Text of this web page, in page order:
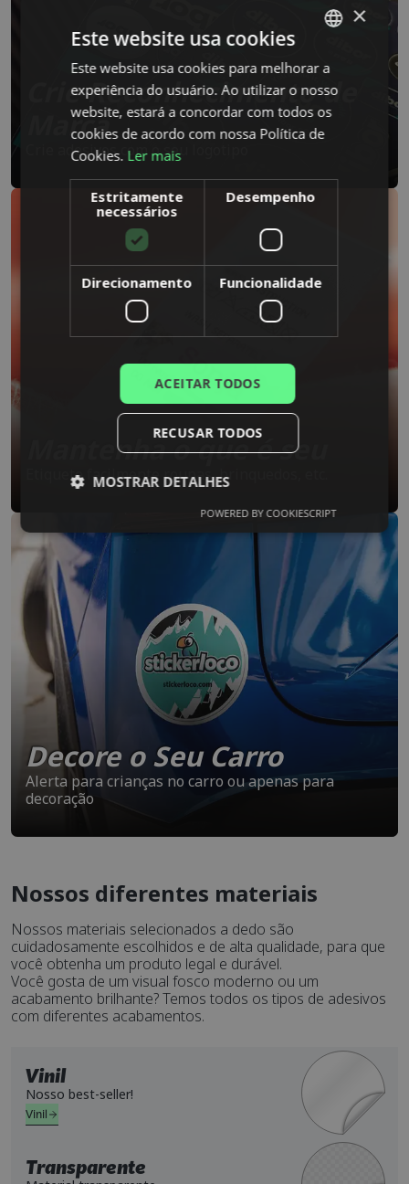
Crie Reconhecimento de
Marca
Crie adesivos com o seu logotipo
Mantenha o que é seu
Etiquete facilmente roupas, brinquedos, etc.
Decore o Seu Carro
Alerta para crianças no carro ou apenas para
decoração
Nossos diferentes materiais
Nossos materiais selecionados a dedo são
cuidadosamente escolhidos e de alta qualidade, para que
você obtenha um produto legal e durável.
Você gosta de um visual fosco moderno ou um
acabamento brilhante? Temos todos os tipos de adesivos
com diferentes acabamentos.
Vinil
Nosso best-seller!
Vinil
Transparente
SWEDISH
ENGLISH
DUTCH
FINNISH
NORWEGIAN
×
Este website usa cookies
Este website usa cookies para melhorar a
experiência do usuário. Ao utilizar o nosso
website, estará a concordar com todos os
cookies de acordo com nossa Política de
Cookies. Ler mais
Estritamente
necessários
Desempenho
Direcionamento Funcionalidade
ACEITAR TODOS
RECUSAR TODOS
MOSTRAR DETALHES
POWERED BY COOKIESCRIPT